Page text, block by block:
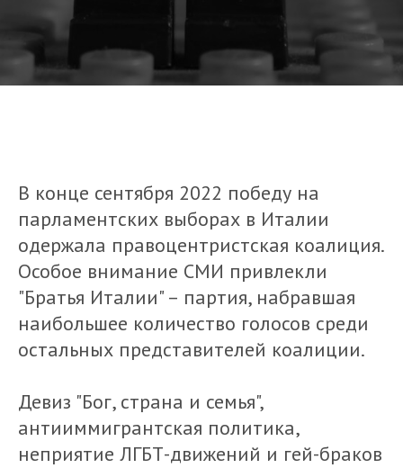
В конце сентября 2022 победу на
парламентских выборах в Италии
одержала правоцентристская коалиция.
Особое внимание СМИ привлекли
"Братья Италии" – партия, набравшая
наибольшее количество голосов среди
остальных представителей коалиции.
Девиз "Бог, страна и семья",
антииммигрантская политика,
неприятие ЛГБТ-движений и гей-браков